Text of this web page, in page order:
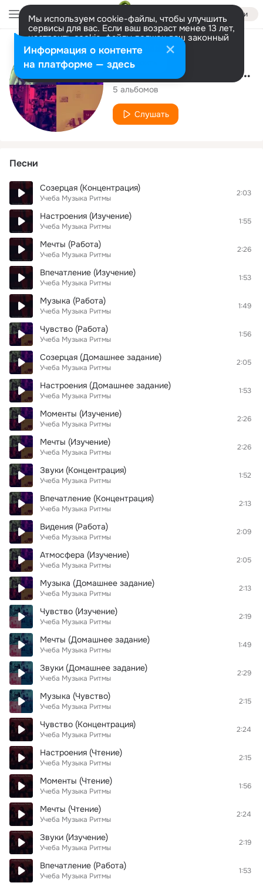
Войти
Мы используем cookie-файлы, чтобы улучшить
сервисы для вас. Если ваш возраст менее 13 лет,
настроить cookie-файлы должен ваш законный
представитель. Больше информации
Разрешить все Настроить
Исполнитель
Учеба Музыка Ритмы
5 альбомов
Слушать
Песни
Созерцая (Концентрация)
Учеба Музыка Ритмы
2:03
Настроения (Изучение)
Учеба Музыка Ритмы
1:55
Мечты (Работа)
Учеба Музыка Ритмы
2:26
Впечатление (Изучение)
Учеба Музыка Ритмы
1:53
Музыка (Работа)
Учеба Музыка Ритмы
1:49
Чувство (Работа)
Учеба Музыка Ритмы
1:56
Созерцая (Домашнее задание)
Учеба Музыка Ритмы
2:05
Настроения (Домашнее задание)
Учеба Музыка Ритмы
1:53
Моменты (Изучение)
Учеба Музыка Ритмы
2:26
Мечты (Изучение)
Учеба Музыка Ритмы
2:26
Звуки (Концентрация)
Учеба Музыка Ритмы
1:52
Впечатление (Концентрация)
Учеба Музыка Ритмы
2:13
Видения (Работа)
Учеба Музыка Ритмы
2:09
Атмосфера (Изучение)
Учеба Музыка Ритмы
2:05
Музыка (Домашнее задание)
Учеба Музыка Ритмы
2:13
Чувство (Изучение)
Учеба Музыка Ритмы
2:19
Мечты (Домашнее задание)
Учеба Музыка Ритмы
1:49
Звуки (Домашнее задание)
Учеба Музыка Ритмы
2:29
Музыка (Чувство)
Учеба Музыка Ритмы
2:15
Чувство (Концентрация)
Учеба Музыка Ритмы
2:24
Настроения (Чтение)
Учеба Музыка Ритмы
2:15
Моменты (Чтение)
Учеба Музыка Ритмы
1:56
Мечты (Чтение)
Учеба Музыка Ритмы
2:24
Звуки (Изучение)
Учеба Музыка Ритмы
2:19
Впечатление (Работа)
Учеба Музыка Ритмы
1:53
Информация о контенте
на платформе — здесь